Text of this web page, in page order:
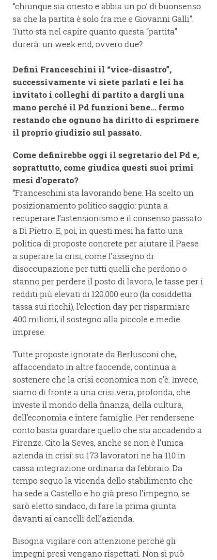
“chiunque sia onesto e abbia un po’ di buonsenso
sa che la partita è solo fra me e Giovanni Galli”.
Tutto sta nel capire quanto questa “partita”
durerà: un week end, ovvero due?
Definì Franceschini il “vice-disastro”,
successivamente vi siete parlati e lei ha
invitato i colleghi di partito a dargli una
mano perché il Pd funzioni bene... fermo
restando che ognuno ha diritto di esprimere
il proprio giudizio sul passato.
Come definirebbe oggi il segretario del Pd e,
soprattutto, come giudica questi suoi primi
mesi d'operato?
“Franceschini sta lavorando bene. Ha scelto un
posizionamento politico saggio: punta a
recuperare l’astensionismo e il consenso passato
a Di Pietro. E, poi, in questi mesi ha fatto una
politica di proposte concrete per aiutare il Paese
a superare la crisi, come l’assegno di
disoccupazione per tutti quelli che perdono o
stanno per perdere il posto di lavoro, le tasse per i
redditi più elevati di 120.000 euro (la cosiddetta
tassa sui ricchi), l’election day per risparmiare
400 milioni, il sostegno alla piccole e medie
imprese.
Tutte proposte ignorate da Berlusconi che,
affaccendato in altre faccende, continua a
sostenere che la crisi economica non c’è. Invece,
siamo di fronte a una crisi vera, profonda, che
investe il mondo della finanza, della cultura,
dell’economia e intere famiglie. Per rendersene
conto basta guardare quello che sta accadendo a
Firenze. Cito la Seves, anche se non è l’unica
azienda in crisi: su 173 lavoratori ne ha 110 in
cassa integrazione ordinaria da febbraio. Da
tempo seguo la vicenda dello stabilimento che
ha sede a Castello e ho già preso l’impegno, se
sarò eletto sindaco, di fare la prima giunta
davanti ai cancelli dell’azienda.
Bisogna vigilare con attenzione perché gli
impegni presi vengano rispettati. Non si può